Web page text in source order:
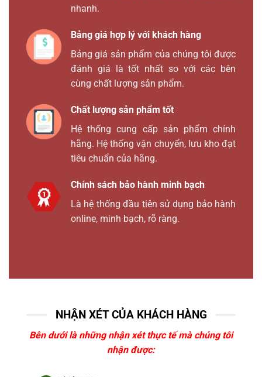
nhanh.
Bảng giá hợp lý với khách hàng
Bảng giá sản phẩm của chúng tôi được
đánh giá là tốt nhất so với các bên
cùng chất lượng sản phẩm.
Chất lượng sản phẩm tốt
Hệ thống cung cấp sản phẩm chính
hãng. Hệ thống vận chuyển, lưu kho đạt
tiêu chuẩn của hãng.
Chính sách bảo hành minh bạch
Là hệ thống đầu tiên sử dụng bảo hành
online, minh bạch, rõ ràng.
NHẬN XÉT CỦA KHÁCH HÀNG
Bên dưới là những nhận xét thực tế mà chúng tôi
nhận được: